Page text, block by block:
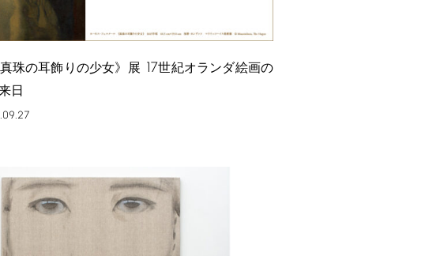
珠の耳飾りの少女》展 17世紀オランダ絵画の
日